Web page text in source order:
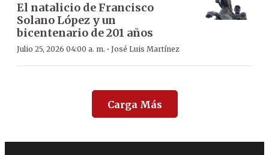
El natalicio de Francisco
Solano López y un
bicentenario de 201 años
Julio 25, 2026 04:00 a. m. · José Luis Martínez
Carga Más